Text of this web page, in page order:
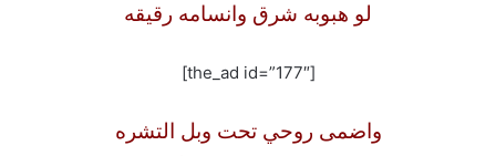
لو هبوبه شرق وانسامه رقيقه
[the_ad id=”177″]
واضمى روحي تحت وبل التشره